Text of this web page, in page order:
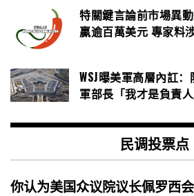
特關鍵言論前市場異
贏逾百萬美元 專家料
WSJ曝美軍高層內訌
軍部長「我才是負責人
民调投票点
你认为美国众议院议长佩罗西